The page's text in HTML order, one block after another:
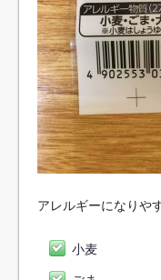
アレルギーになりや
小麦